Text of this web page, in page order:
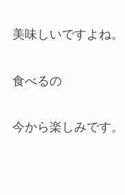
美味しいですよね。
食べるの
今から楽しみです。